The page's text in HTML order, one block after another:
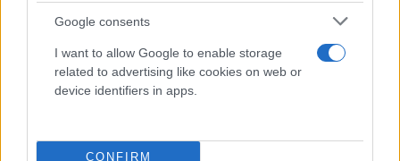
Google consents
I want to allow Google to enable storage
related to advertising like cookies on web or
device identifiers in apps.
CONFIRM